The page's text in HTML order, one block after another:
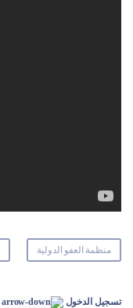
منظمة العفو الدولية
تسجيل الدخول